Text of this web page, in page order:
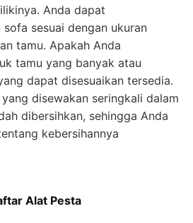
Anda dapat
sesuai dengan ukuran
tamu. Apakah Anda
tamu yang banyak atau
dapat disesuaikan tersedia.
disewakan seringkali dalam
dibersihkan, sehingga Anda
kebersihannya
Alat Pesta